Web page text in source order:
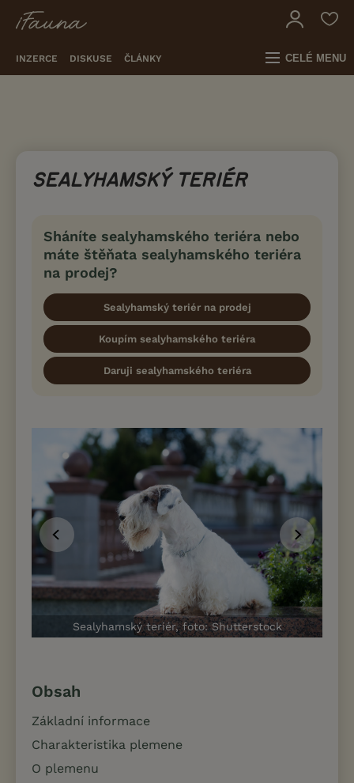
INZERCE DISKUSE ČLÁNKY CELÉ MENU
SEALYHAMSKÝ TERIÉR
Sháníte sealyhamského teriéra nebo
máte štěňata sealyhamského teriéra
na prodej?
Sealyhamský teriér na prodej
Koupím sealyhamského teriéra
Daruji sealyhamského teriéra
Sealyhamský teriér, foto: Shutterstock
Obsah
Základní informace
Charakteristika plemene
O plemenu